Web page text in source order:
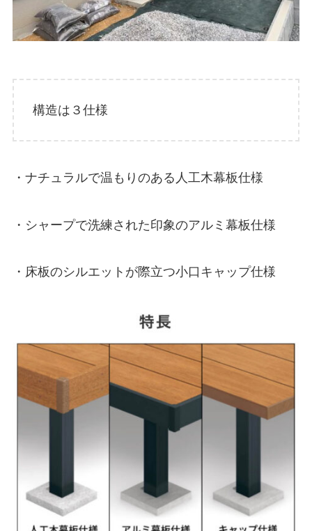
構造は３仕様
・ナチュラルで温もりのある人工木幕板仕様
・シャープで洗練された印象のアルミ幕板仕様
・床板のシルエットが際立つ小口キャップ仕様